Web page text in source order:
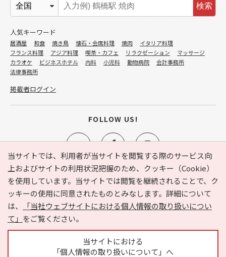
当サイトでは、利用者が当サイトを閲覧する際のサービス向
上およびサイトの利用状況把握のため、クッキー（Cookie）
を使用しています。当サイトでは閲覧を継続されることで、ク
ッキーの使用に同意されたものとみなします。詳細について
は、
「当社ウェブサイトにおける個人情報の取り扱いについ
て」 をご覧ください。
当サイトにおける
「個人情報の取り扱いについて」へ
e-NAVITA（イーナビタ）とは？ お気に入り
ヘルプ
利用規約
個人情報の取り扱いについて
運営会社
サイトマップ
広告掲載に関するお問い合わせ
検索
人気キーワード
居酒屋 和食 焼き鳥 懐石・会席料理 焼肉
イタリア料理
フランス料理
アジア料理 喫茶・カフェ リラクゼーション
マッサージ
カラオケ
ビジネスホテル 内科 小児科 動物病院
会計事務所
法律事務所
掲載者ログイン
FOLLOW US!